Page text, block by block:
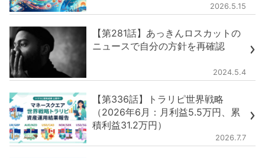
2026.5.15
【第281話】あっきんロスカットの
ニュースで自分の方針を再確認
2024.5.4
【第336話】トラリピ世界戦略
（2026年6月：月利益5.5万円、累
積利益31.2万円）
2026.7.7